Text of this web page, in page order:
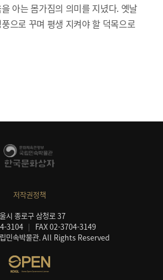
아는 몸가짐의 의미를 지녔다. 옛날
으로 꾸며 평생 지켜야 할 덕목으로
저작권정책
시 종로구 삼청로 37
3104
FAX 02-3704-3149
민속박물관. All Rights Reserved